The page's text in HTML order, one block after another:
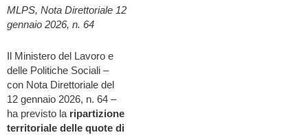
MLPS, Nota Direttoriale 12
gennaio 2026, n. 64
Il Ministero del Lavoro e
delle Politiche Sociali –
con Nota Direttoriale del
12 gennaio 2026, n. 64 –
ha previsto la ripartizione
territoriale delle quote di